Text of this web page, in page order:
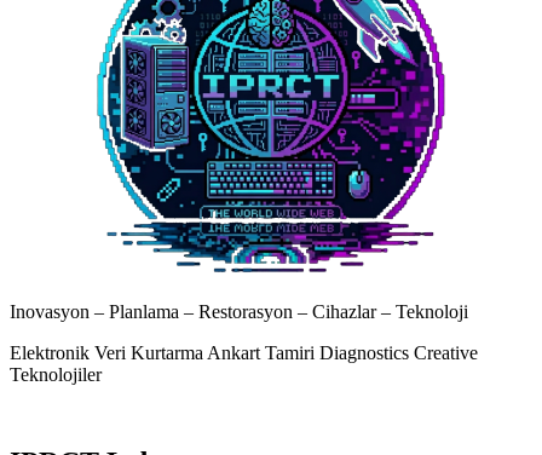
Inovasyon – Planlama – Restorasyon – Cihazlar – Teknoloji
Elektronik Veri Kurtarma Ankart Tamiri Diagnostics Creative
Teknolojiler